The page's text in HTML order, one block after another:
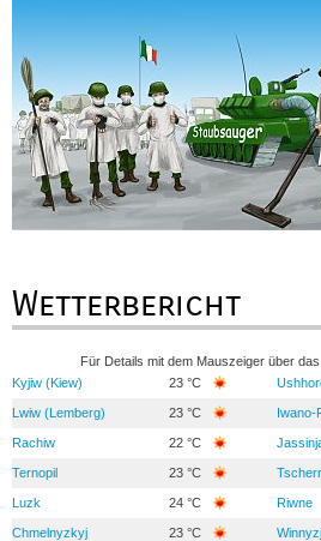
Wetterbericht
Für Details mit dem Mauszeiger über
Kyjiw (Kiew)
23 °C
Lwiw (Lemberg) 23 °C Iwano-
Rachiw 22 °C
Ternopil 23 °C
Luzk 24 °C Riwne
Chmelnyzkyj 23 °C